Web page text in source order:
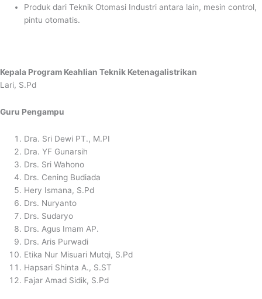
Produk dari Teknik Otomasi Industri antara lain, mesin control,
pintu otomatis.
Kepala Program Keahlian Teknik Ketenagalistrikan
Lari, S.Pd
Guru Pengampu
Dra. Sri Dewi PT., M.PI
Dra. YF Gunarsih
Drs. Sri Wahono
Drs. Cening Budiada
Hery Ismana, S.Pd
Drs. Nuryanto
Drs. Sudaryo
Drs. Agus Imam AP.
Drs. Aris Purwadi
Etika Nur Misuari Mutqi, S.Pd
Hapsari Shinta A., S.ST
Fajar Amad Sidik, S.Pd